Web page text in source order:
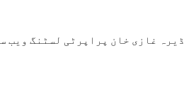
ڈیرہ غازی خان پراپرٹی لسٹنگ ویب